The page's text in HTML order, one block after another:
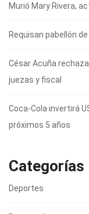
Murió Mary Rivera,
Requisan pabellón
César Acuña
juezas y fiscal
Coca-Cola invertirá
próximos 5 años
Categorías
Deportes